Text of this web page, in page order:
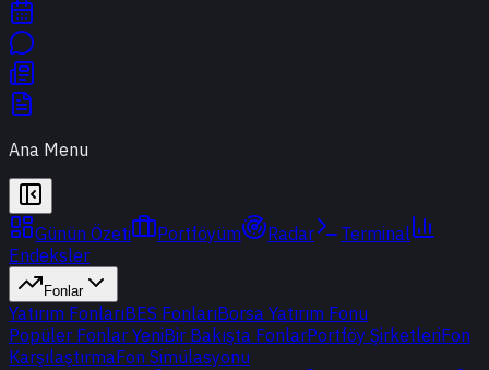
Ana Menu
Günün Özeti Portföyüm Radar
Terminal
Endeksler
Fonlar
Yatırım FonlarıBES FonlarıBorsa Yatırım Fonu
Popüler Fonlar YeniBir Bakışta FonlarPortföy ŞirketleriFon
KarşılaştırmaFon Simülasyonu